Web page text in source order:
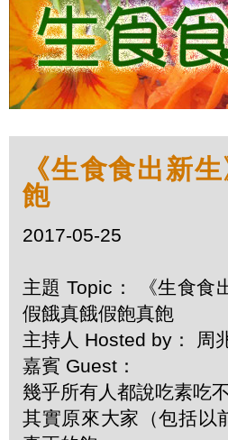
《生食食出新
飽
2017-05-25
主題 Topic： 《生食食
假餓真餓假飽真飽
主持人 Hosted by： 周
嘉賓 Guest：
幾乎所有人都說吃素吃
其實原來大家（包括以